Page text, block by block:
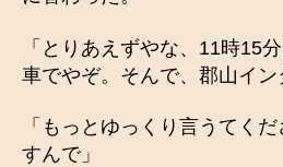
「とりあえずやな、11時15
車でやぞ。そんで、郡山イン
「もっとゆっくり言うてく
すんで」